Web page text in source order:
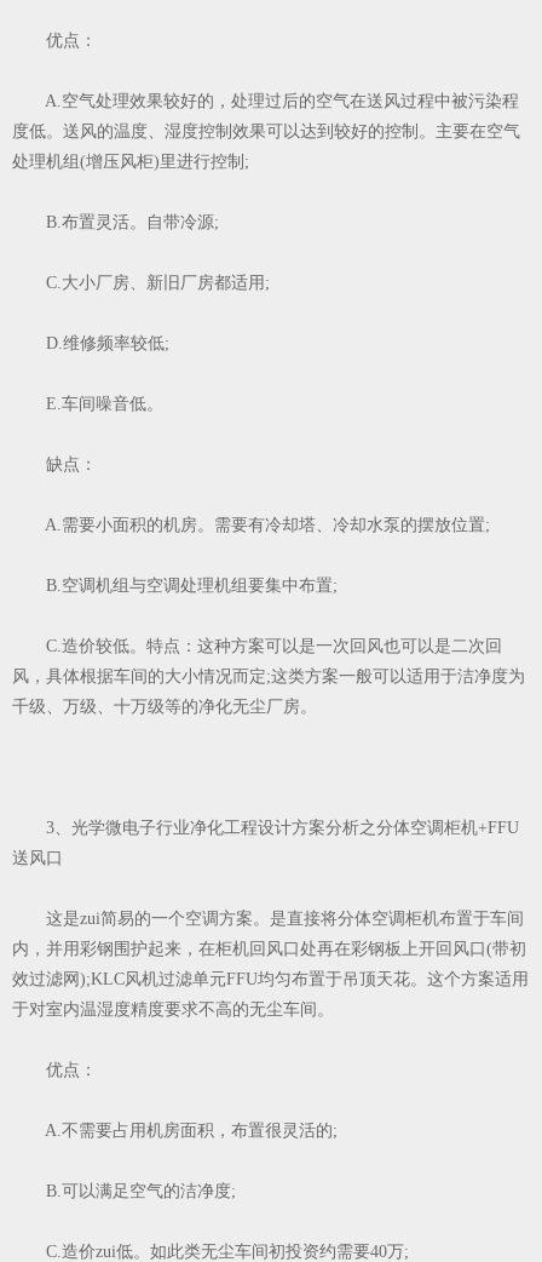
优点：
A.空气处理效果较好的，处理过后的空气在送风过程中被污染程
度低。送风的温度、湿度控制效果可以达到较好的控制。主要在空气
处理机组(增压风柜)里进行控制;
B.布置灵活。自带冷源;
C.大小厂房、新旧厂房都适用;
D.维修频率较低;
E.车间噪音低。
缺点：
A.需要小面积的机房。需要有冷却塔、冷却水泵的摆放位置;
B.空调机组与空调处理机组要集中布置;
C.造价较低。特点：这种方案可以是一次回风也可以是二次回
风，具体根据车间的大小情况而定;这类方案一般可以适用于洁净度为
千级、万级、十万级等的净化无尘厂房。
3、光学微电子行业净化工程设计方案分析之分体空调柜机+FFU
送风口
这是zui简易的一个空调方案。是直接将分体空调柜机布置于车间
内，并用彩钢围护起来，在柜机回风口处再在彩钢板上开回风口(带初
效过滤网);KLC风机过滤单元FFU均匀布置于吊顶天花。这个方案适用
于对室内温湿度精度要求不高的无尘车间。
优点：
A.不需要占用机房面积，布置很灵活的;
B.可以满足空气的洁净度;
C.造价zui低。如此类无尘车间初投资约需要40万;